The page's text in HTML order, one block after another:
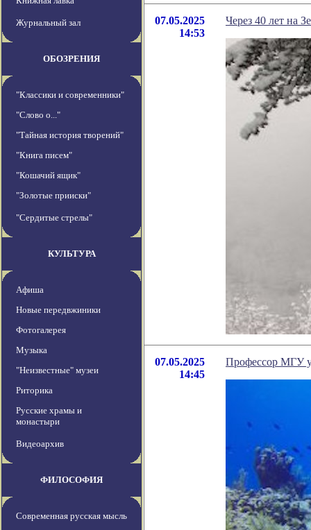
Журнальный зал
ОБОЗРЕНИЯ
"Классики и современники"
"Слово о..."
"Тайная история творений"
"Книга писем"
"Кошачий ящик"
"Золотые прииски"
"Сердитые стрелы"
КУЛЬТУРА
Афиша
Новые передвжиники
Фотогалерея
Музыка
"Неизвестные" музеи
Риторика
Русские храмы и
монастыри
Видеоархив
ФИЛОСОФИЯ
Современная русская мысль
07.05.2025
14:53
Через 40 лет на
07.05.2025
14:45
Профессор МГУ